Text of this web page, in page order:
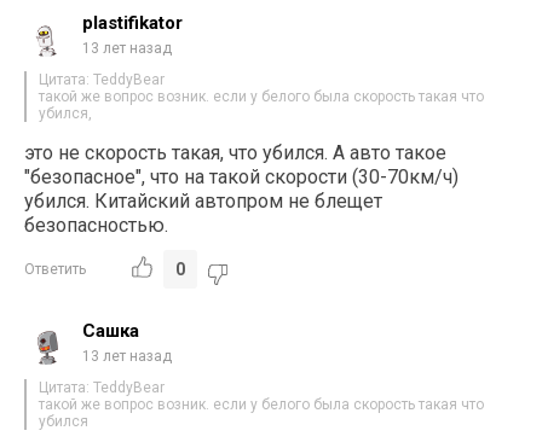
plastifikator
13 лет назад
Цитата: TeddyBear
такой же вопрос возник. если у белого была скорость такая что
убился,
это не скорость такая, что убился. А авто такое
"безопасное", что на такой скорости (30-70км/ч)
убился. Китайский автопром не блещет
безопасностью.
Ответить 0
Сашка
13 лет назад
Цитата: TeddyBear
такой же вопрос возник. если у белого была скорость такая что
убился